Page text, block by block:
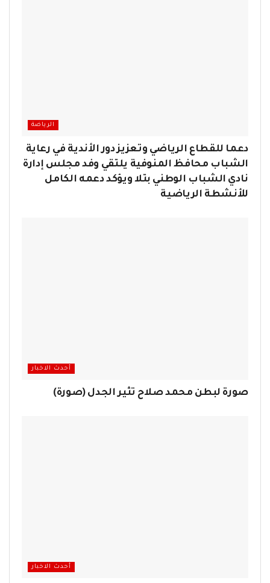
الرياضة
دعما للقطاع الرياضي وتعزيز دور الأندية في رعاية
الشباب محافظ المنوفية يلتقي وفد مجلس إدارة
نادي الشباب الوطني بتلا ويؤكد دعمه الكامل
للأنشطة الرياضية
أحدث الاخبار
صورة لبطن محمد صلاح تثير الجدل (صورة)
أحدث الاخبار